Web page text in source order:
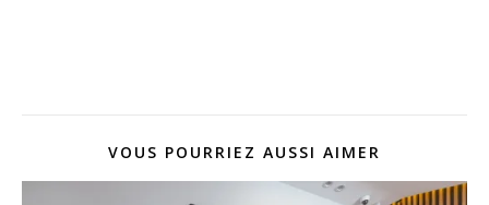
VOUS POURRIEZ AUSSI AIMER